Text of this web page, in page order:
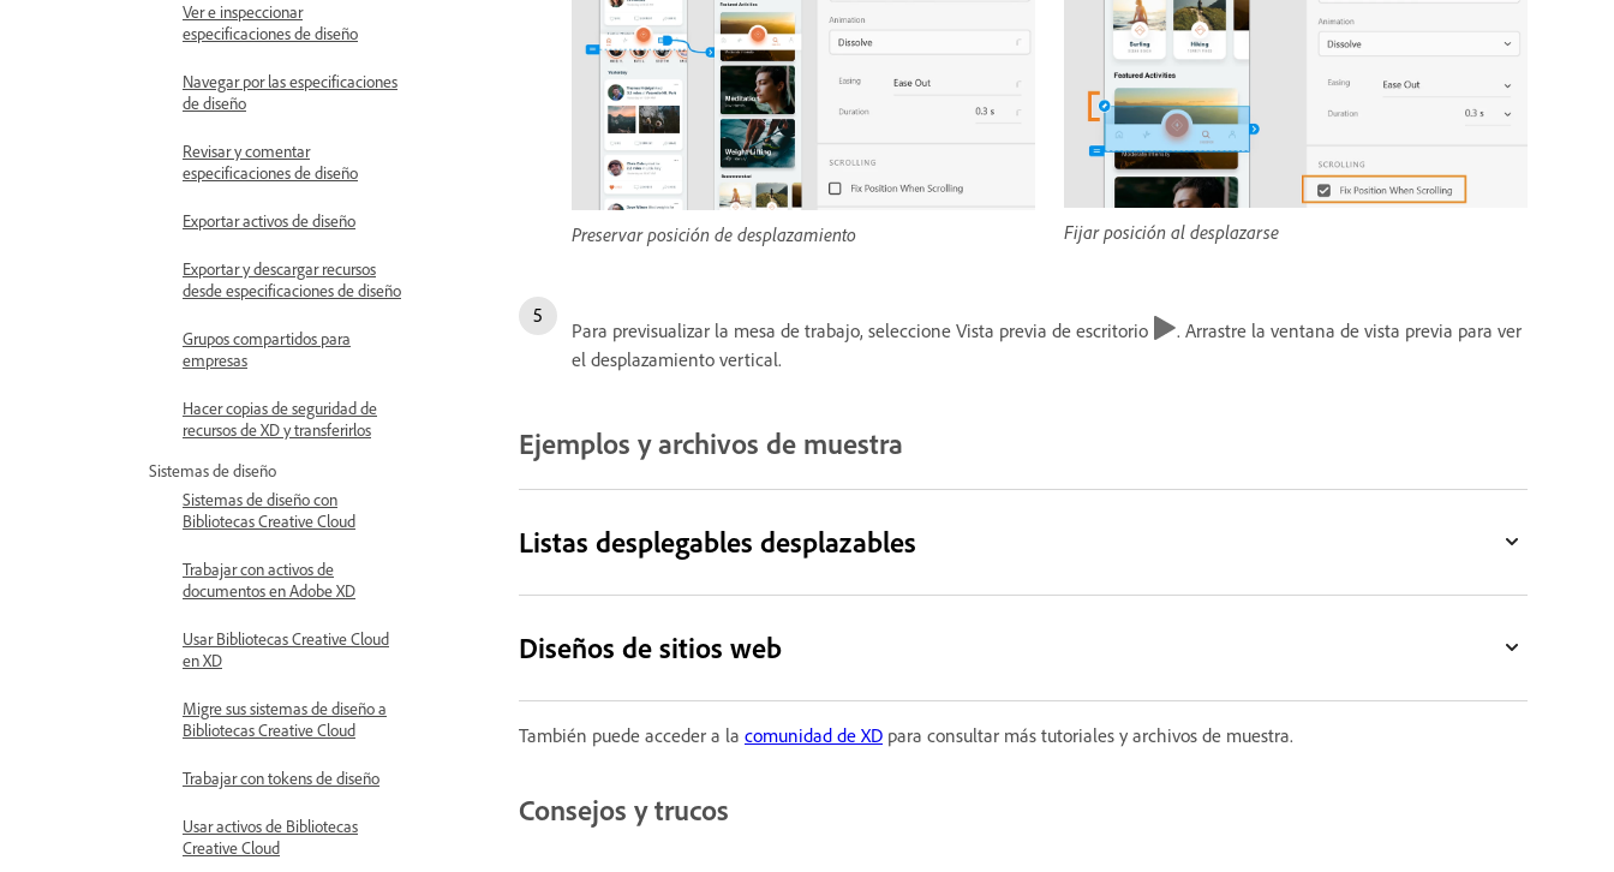
Ver e inspeccionar
especificaciones de diseño
Navegar por las especificaciones
de diseño
Revisar y comentar
especificaciones de diseño
Exportar activos de diseño
Exportar y descargar recursos
desde especificaciones de diseño
Grupos compartidos para
empresas
Hacer copias de seguridad de
recursos de XD y transferirlos
Sistemas de diseño
Sistemas de diseño con
Bibliotecas Creative Cloud
Trabajar con activos de
documentos en Adobe XD
Usar Bibliotecas Creative Cloud
en XD
Migre sus sistemas de diseño a
Bibliotecas Creative Cloud
Trabajar con tokens de diseño
Usar activos de Bibliotecas
Creative Cloud
Preservar posición de desplazamiento Fijar posición al desplazarse
Para previsualizar la mesa de trabajo, seleccione Vista previa de escritorio
. Arrastre la ventana de vista previa para ver
el desplazamiento vertical.
Ejemplos y archivos de muestra
Listas desplegables desplazables
Diseños de sitios web
También puede acceder a la comunidad de XD para consultar más tutoriales y archivos de muestra.
Consejos y trucos